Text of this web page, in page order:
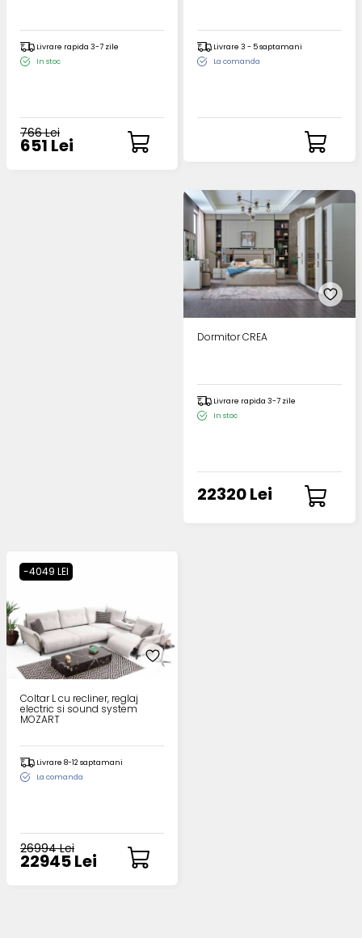
Livrare rapida 3-7 zile
In stoc
766 Lei
651 Lei
Livrare 3 - 5 saptamani
La comanda
Dormitor CREA
Livrare rapida 3-7 zile
In stoc
22320 Lei
-4049 LEI
Coltar L cu recliner, reglaj
electric si sound system
MOZART
Livrare 8-12 saptamani
La comanda
26994 Lei
22945 Lei